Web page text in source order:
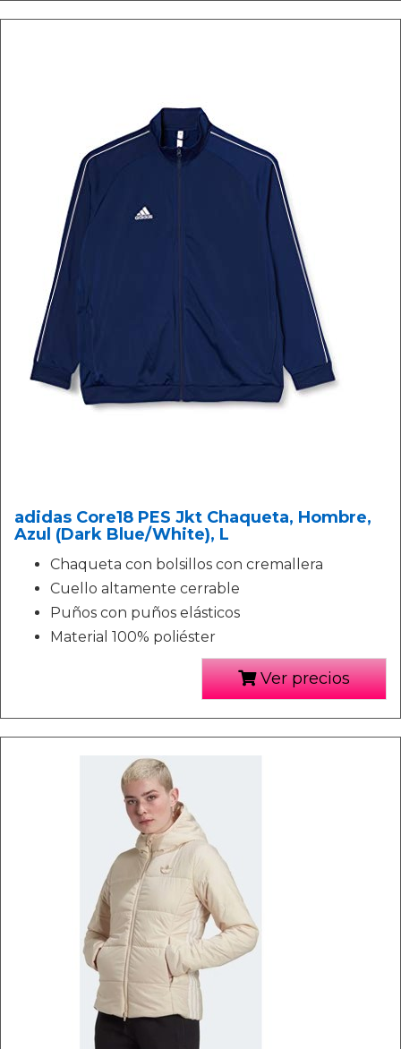
adidas Core18 PES Jkt Chaqueta, Hombre,
Azul (Dark Blue/White), L
Chaqueta con bolsillos con cremallera
Cuello altamente cerrable
Puños con puños elásticos
Material 100% poliéster
Ver precios